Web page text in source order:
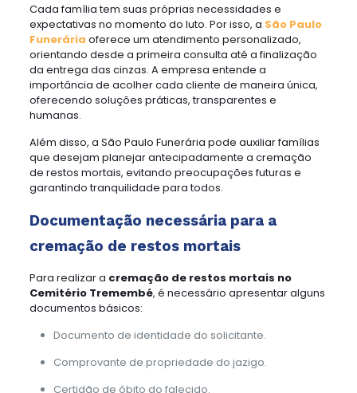
Cada família tem suas próprias necessidades e
expectativas no momento do luto. Por isso, a São Paulo
Funerária oferece um atendimento personalizado,
orientando desde a primeira consulta até a finalização
da entrega das cinzas. A empresa entende a
importância de acolher cada cliente de maneira única,
oferecendo soluções práticas, transparentes e
humanas.
Além disso, a São Paulo Funerária pode auxiliar famílias
que desejam planejar antecipadamente a cremação
de restos mortais, evitando preocupações futuras e
garantindo tranquilidade para todos.
Documentação necessária para a
cremação de restos mortais
Para realizar a cremação de restos mortais no
Cemitério Tremembé, é necessário apresentar alguns
documentos básicos:
Documento de identidade do solicitante.
Comprovante de propriedade do jazigo.
Certidão de óbito do falecido.